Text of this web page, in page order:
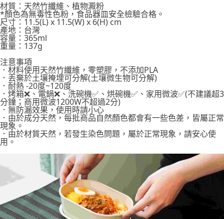
材質：天然竹纖維、植物澱粉
*顏色為無毒性色粉，食品器皿安全檢驗合格。
尺寸：11.5(L) x 11.5(W) x 6(H) cm
產地：台灣
容量：365ml
重量：137g
注意事項
．材料使用天然竹纖維，零塑膠，不添加PLA
．丟棄於土壤掩埋可分解(土壤微生物可分解)
．耐熱 -20度~120度
．烤箱❌、電鍋❌、洗碗機✅、烘碗機✅、家用微波✅(不建議超3
分鐘；商用微波1200W不超過2分)
．無防漏效果，使用時請小心
．由於成分天然，每批商品自然顏色都會有一些色差，皆屬正常
現象。
．由於材質天然，若發生染色問題，屬於正常現象，請安心使
用。